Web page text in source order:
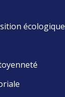
écologique